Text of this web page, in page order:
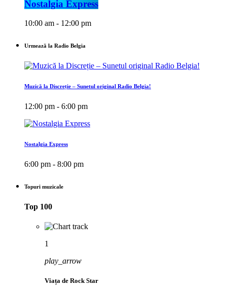
Nostalgia Express
10:00 am - 12:00 pm
Urmează la Radio Belgia
Muzică la Discreție – Sunetul original Radio Belgia!
12:00 pm - 6:00 pm
Nostalgia Express
6:00 pm - 8:00 pm
Topuri muzicale
Top 100
1
play_arrow
Viața de Rock Star